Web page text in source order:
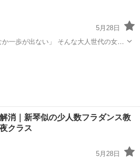
5月28日
」 そんな大人世代の女性
消｜新琴似の少人数フラダンス教
クラス
5月28日